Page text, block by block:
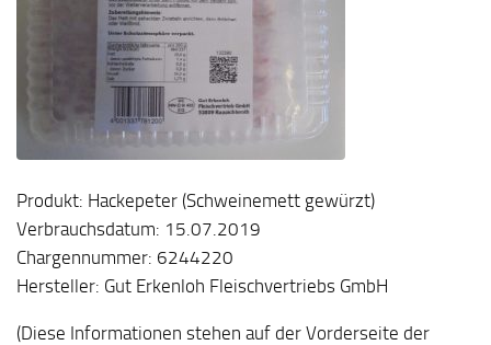
Produkt: Hackepeter (Schweinemett gewürzt)
Verbrauchsdatum: 15.07.2019
Chargennummer: 6244220
Hersteller: Gut Erkenloh Fleischvertriebs GmbH
(Diese Informationen stehen auf der Vorderseite der